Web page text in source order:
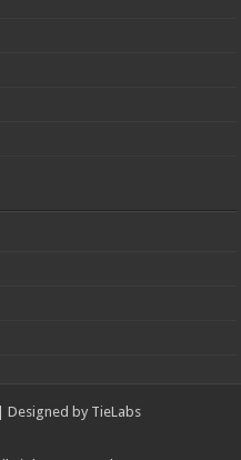
| Designed by TieLabs